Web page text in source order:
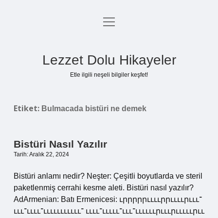
Anasayfa
menüyü
Lezzet Dolu Hikayeler
Etle ilgili neşeli bilgiler keşfet!
Etiket: Bulmacada bistüri ne demek
Bistüri Nasıl Yazılır
Tarih: Aralık 22, 2024
Bistüri anlamı nedir? Neşter: Çeşitli boyutlarda ve steril
paketlenmiş cerrahi kesme aleti. Bistüri nasıl yazılır?
AdArmenian: Batı Ermenicesi: ւրրրրրււււրրււււրւււ־
ւււ־ււււ־ւււււււււււ־ ււււ־ւււււ־ւււ־ււււււրւււրւււււրււ